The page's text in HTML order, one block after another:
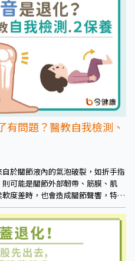
有問題？醫教自我檢測、
於關節液內的氣泡破裂，如折手指
可能是關節外部韌帶、筋膜、肌
度差時，也會造成關節聲響，特別
做暖身操或是沖熱水之後，柔軟度